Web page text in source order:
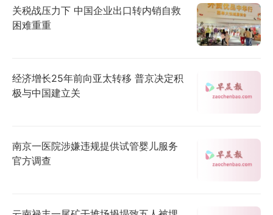
关税战压力下 中国企业出口转内销自救
困难重重
经济增长25年前向亚太转移 普京决定积
极与中国建立关
南京一医院涉嫌违规提供试管婴儿服务
官方调查